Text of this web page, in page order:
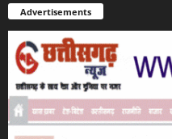
Advertisements